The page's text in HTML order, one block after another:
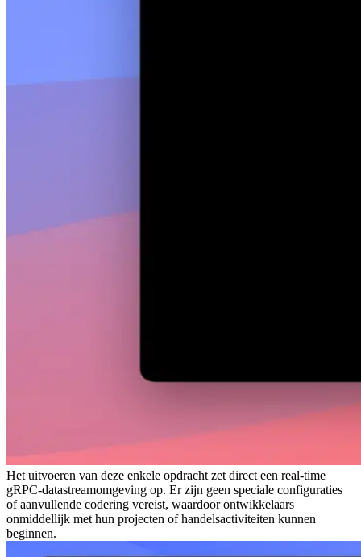
Het uitvoeren van deze enkele opdracht zet direct een real-time
gRPC-datastreamomgeving op. Er zijn geen speciale configuraties
of aanvullende codering vereist, waardoor ontwikkelaars
onmiddellijk met hun projecten of handelsactiviteiten kunnen
beginnen.